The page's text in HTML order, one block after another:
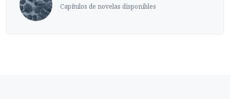
Capítulos de novelas disponibles